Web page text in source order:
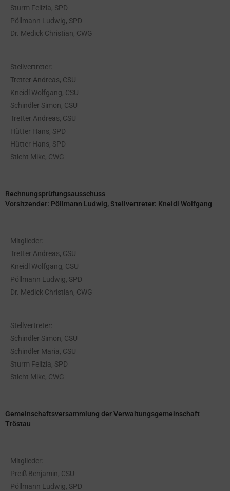
Sturm Felizia, SPD
Pöllmann Ludwig, SPD
Dr. Medick Christian, CWG
Stellvertreter:
Tretter Andreas, CSU
Kneidl Wolfgang, CSU
Schindler Simon, CSU
Tretter Andreas, CSU
Hütter Hans, SPD
Hütter Hans, SPD
Sticht Mike, CWG
Rechnungsprüfungsausschuss
Vorsitzender: Pöllmann Ludwig, Stellvertreter: Kneidl Wolfgang
Mitglieder:
Tretter Andreas, CSU
Kneidl Wolfgang, CSU
Pöllmann Ludwig, SPD
Dr. Medick Christian, CWG
Stellvertreter:
Schindler Simon, CSU
Schindler Maria, CSU
Sturm Felizia, SPD
Sticht Mike, CWG
Gemeinschaftsversammlung der Verwaltungsgemeinschaft
Tröstau
Mitglieder:
Preiß Benjamin, CSU
Pöllmann Ludwig, SPD